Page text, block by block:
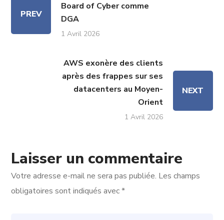
PREV
Board of Cyber comme
DGA
1 Avril 2026
AWS exonère des clients
après des frappes sur ses
datacenters au Moyen-
Orient
1 Avril 2026
NEXT
Laisser un commentaire
Votre adresse e-mail ne sera pas publiée. Les champs
obligatoires sont indiqués avec*